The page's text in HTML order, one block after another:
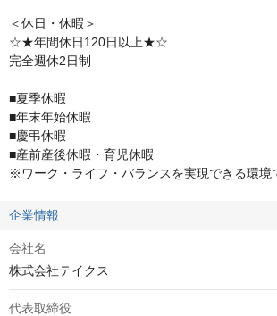
＜休日・休暇＞
☆★年間休日120日以上★☆
完全週休2日制
■夏季休暇
■年末年始休暇
■慶弔休暇
■産前産後休暇・育児休暇
※ワーク・ライフ・バランスを実現できる環境
企業情報
会社名
株式会社テイクス
代表取締役